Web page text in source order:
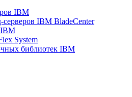
IBM
IBM BladeCenter
System
библиотек IBM